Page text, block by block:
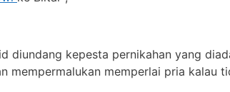
diundang kepesta pernikahan yang
mempermalukan memperlai pria kalau